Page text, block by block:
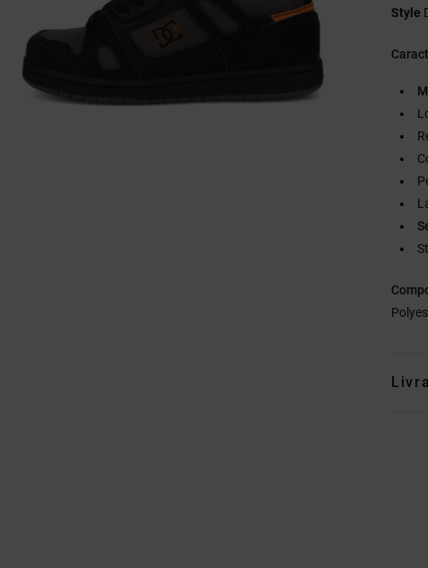
Style